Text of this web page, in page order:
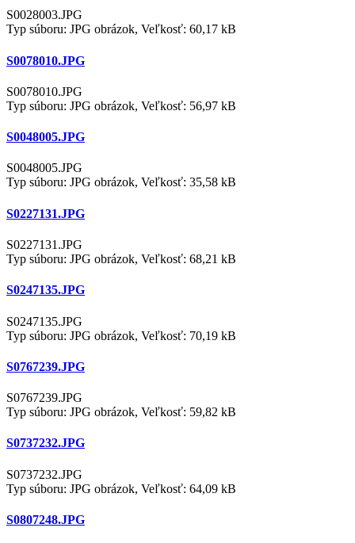
S0028003.JPG
Typ súboru: JPG obrázok, Veľkosť: 60,17 kB
S0078010.JPG
S0078010.JPG
Typ súboru: JPG obrázok, Veľkosť: 56,97 kB
S0048005.JPG
S0048005.JPG
Typ súboru: JPG obrázok, Veľkosť: 35,58 kB
S0227131.JPG
S0227131.JPG
Typ súboru: JPG obrázok, Veľkosť: 68,21 kB
S0247135.JPG
S0247135.JPG
Typ súboru: JPG obrázok, Veľkosť: 70,19 kB
S0767239.JPG
S0767239.JPG
Typ súboru: JPG obrázok, Veľkosť: 59,82 kB
S0737232.JPG
S0737232.JPG
Typ súboru: JPG obrázok, Veľkosť: 64,09 kB
S0807248.JPG